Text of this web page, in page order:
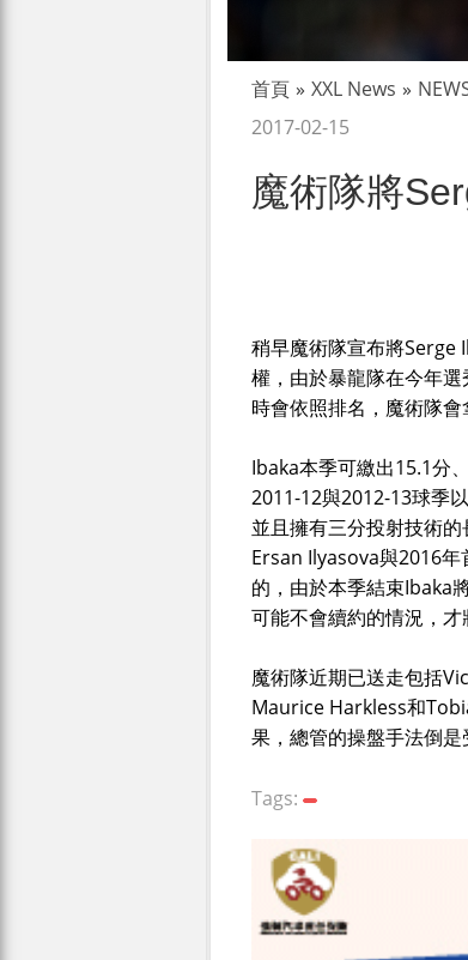
首頁 » XXL News »
2017-02-15
魔術隊將
稍早魔術隊宣布將Serge
權，由於暴龍隊在今年
時會依照排名，魔術隊會
Ibaka本季可繳出15.1分
2011-12與2012-13球季
並且擁有三分投射技術
Ersan Ilyasova與2016
的，由於本季結束Ibaka
可能不會續約的情況，才
魔術隊近期已送走包括
Maurice Harkless和
果，總管的操盤手法倒是
Tags: